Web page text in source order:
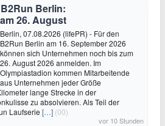
Berlin:
26. August
Berlin, 07.08.2026 (lifePR) - Für den
B2Run Berlin am 16. September 2026
können sich Unternehmen noch bis zum
26. August 2026 anmelden. Im
Olympiastadion kommen Mitarbeitende
aus Unternehmen jeder Größe
lange Strecke in der
zu absolvieren. Als Teil der
Laufserie […] (00)
vor 10 Stunden